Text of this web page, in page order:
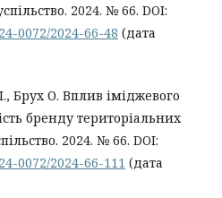
2024. № 66. DOI:
0072/2024-66-48 (дата
Брух О. Вплив іміджевого
бренду територіальних
2024. № 66. DOI:
0072/2024-66-111 (дата